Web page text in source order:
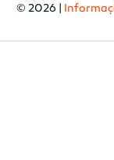
© 2026 |